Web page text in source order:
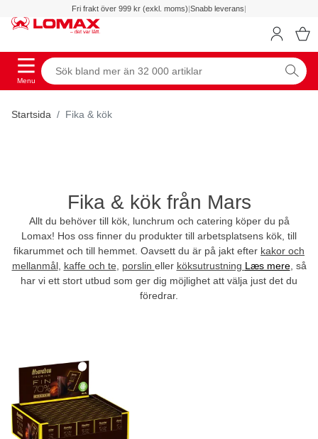
Fri frakt över 999 kr (exkl. moms)|Snabb leverans|
Menu
Startsida Fika & kök
Fika & kök från Mars
Allt du behöver till kök, lunchrum och catering köper du på
Lomax! Hos oss finner du produkter till arbetsplatsens kök, till
fikarummet och till hemmet. Oavsett du är på jakt efter kakor och
mellanmål, kaffe och te porslin eller köksutrustning Læs mere, så
har vi ett stort utbud som ger dig möjlighet att välja just det du
föredrar.